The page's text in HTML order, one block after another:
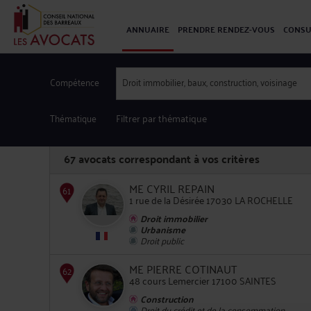
ANNUAIRE PRENDRE RENDEZ-VOUS
Compétence Droit immobilier, baux, construction, voisinage
Thématique Filtrer par thématique
67avocats correspondant à vos critères
ME CYRIL REPAIN
1 rue de la Désirée 17030 LA ROCHELLE
Droit immobilier
Urbanisme
Droit public
ME PIERRE COTINAUT
48 cours Lemercier 17100 SAINTES
Construction